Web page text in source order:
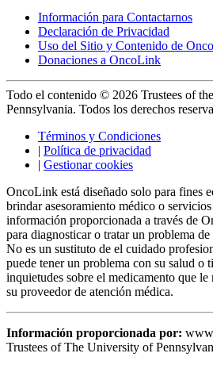
Información para Contactarnos
Declaración de Privacidad
Uso del Sitio y Contenido de
Donaciones a OncoLink
Todo el contenido © 2026 Trustees of
Pennsylvania. Todos los derechos
Términos y Condiciones
| Política de privacidad
| Gestionar cookies
OncoLink está diseñado solo para fines
brindar asesoramiento médico o
información proporcionada a través de
para diagnosticar o tratar un problema
No es un sustituto de el cuidado
puede tener un problema con su salud o
inquietudes sobre el medicamento que le
su proveedor de atención médica.
Información proporcionada por:
Trustees of The University of